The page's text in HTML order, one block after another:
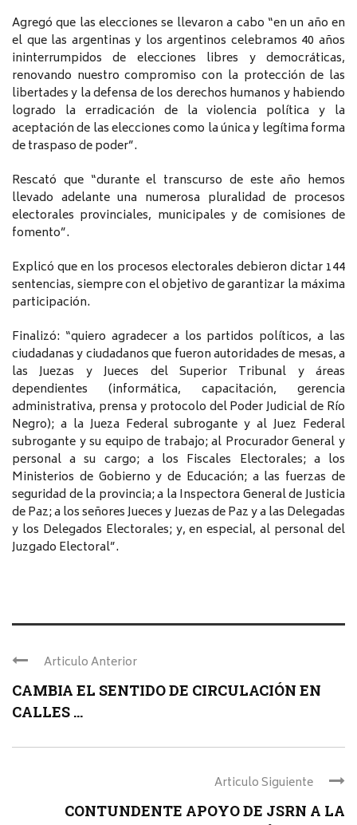
Agregó que las elecciones se llevaron a cabo “en un año en
el que las argentinas y los argentinos celebramos 40 años
ininterrumpidos de elecciones libres y democráticas,
renovando nuestro compromiso con la protección de las
libertades y la defensa de los derechos humanos y habiendo
logrado la erradicación de la violencia política y la
aceptación de las elecciones como la única y legítima forma
de traspaso de poder”.
Rescató que “durante el transcurso de este año hemos
llevado adelante una numerosa pluralidad de procesos
electorales provinciales, municipales y de comisiones de
fomento”.
Explicó que en los procesos electorales debieron dictar 144
sentencias, siempre con el objetivo de garantizar la máxima
participación.
Finalizó: “quiero agradecer a los partidos políticos, a las
ciudadanas y ciudadanos que fueron autoridades de mesas, a
las Juezas y Jueces del Superior Tribunal y áreas
dependientes (informática, capacitación, gerencia
administrativa, prensa y protocolo del Poder Judicial de Río
Negro); a la Jueza Federal subrogante y al Juez Federal
subrogante y su equipo de trabajo; al Procurador General y
personal a su cargo; a los Fiscales Electorales; a los
Ministerios de Gobierno y de Educación; a las fuerzas de
seguridad de la provincia; a la Inspectora General de Justicia
de Paz; a los señores Jueces y Juezas de Paz y a las Delegadas
y los Delegados Electorales; y, en especial, al personal del
Juzgado Electoral”.
Articulo Anterior
CAMBIA EL SENTIDO DE CIRCULACIÓN EN
CALLES ...
Articulo Siguiente
CONTUNDENTE APOYO DE JSRN A LA